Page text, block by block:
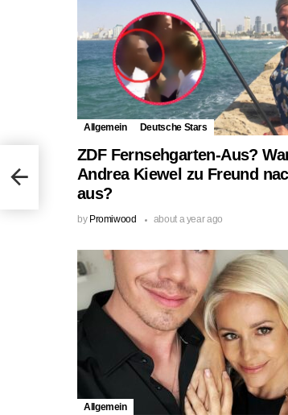
Allgemein Deutsche Stars
ZDF Fernsehgarten-Aus?
Andrea Kiewel zu Freund
aus?
by Promiwood about a year ago
Allgemein